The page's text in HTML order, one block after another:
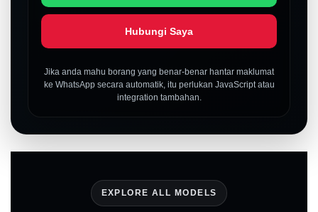
Hubungi Saya
Jika anda mahu borang yang benar-benar hantar maklumat
ke WhatsApp secara automatik, itu perlukan JavaScript atau
integration tambahan.
EXPLORE ALL MODELS